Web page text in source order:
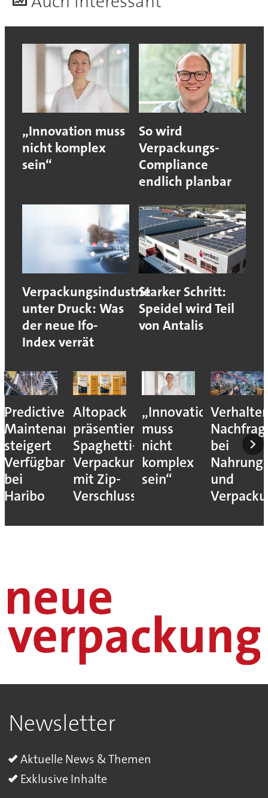
„Innovation muss
nicht komplex
sein“
So wird
Verpackungs-
Compliance
endlich planbar
Verpackungsindustrie
unter Druck: Was
der neue Ifo-
Index verrät
Starker Schritt:
Speidel wird Teil
von Antalis
Predictive
Maintenance
steigert
Verfügbarkeit
bei
Haribo
Altopack
präsentiert
Spaghetti-
Verpackung
mit Zip-
Verschluss
„Innovation
muss
nicht
komplex
sein“
bei
und
Newsletter
Aktuelle News & Themen
Exklusive Inhalte